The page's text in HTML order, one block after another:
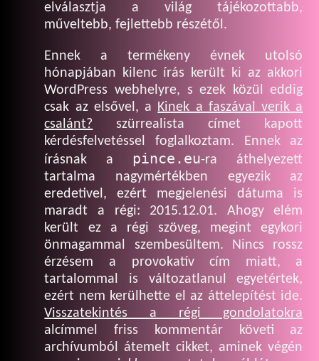
elválasztja a világ tájékozottabb,
műveltebb, fejlettebb részétől.
Ennek a termékeny évnek utolsó
hónapjában kilenc írás került ki az akkori
WordPress webhelyre, s ezek közül eddig
csak az elsővel, a Kinek a faszával verik a
csalánt? szürrealista címet kapott
kérdésfelvetéssel foglalkoztam. Ennek az
írásnak a pince.eu-ra áthelyezett
tartalma nagymértékben egyezik az
eredetivel, ezért megjelenési dátuma is
maradt a régi: 2015.12.01. Ahogy elém
került ez a régi szöveg, megint egykori
önmagammal szembesültem. Nincs rossz
érzésem a provokatív cím miatt, a
tartalommal is változatlanul egyetértek,
ezért nem kerülhette el az áttelepítést ide.
Visszatekintés a régi gondolatokra
alcímmel friss kommentár követi az
archívumból átemelt cikket, aminek végén